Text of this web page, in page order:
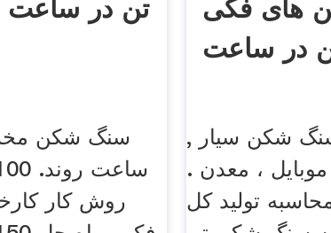
روش کار
های فکی
, تن در ساعت: سنگ شکن سیار
موبایل ، معدن .
تولید کل